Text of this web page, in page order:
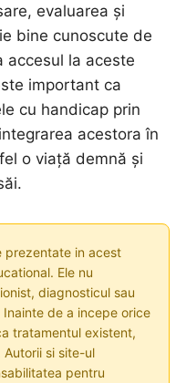
evaluarea și
bine cunoscute de
accesul la aceste
important ca
cu handicap prin
acestora în
o viață demnă și
in acest
Ele nu
diagnosticul sau
de a incepe orice
tratamentul existent,
si site-ul
pentru